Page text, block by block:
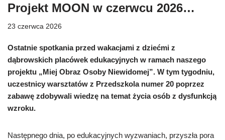
Projekt MOON w czerwcu 2026…
23 czerwca 2026
Ostatnie spotkania przed wakacjami z dziećmi z
dąbrowskich placówek edukacyjnych w ramach naszego
projektu „Miej Obraz Osoby Niewidomej”. W tym tygodniu,
uczestnicy warsztatów z Przedszkola numer 20 poprzez
zabawę zdobywali wiedzę na temat życia osób z dysfunkcją
wzroku.
Następnego dnia, po edukacyjnych wyzwaniach, przyszła pora